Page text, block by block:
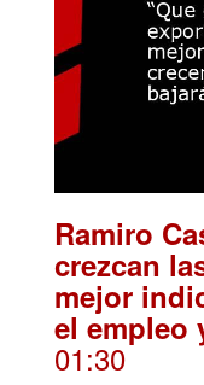
Ramiro
crezcan
mejor
el empleo
01:30